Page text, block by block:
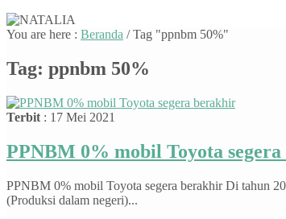
You are here : Beranda /Tag "ppnbm 50%"
Tag: ppnbm 50%
Terbit : 17 Mei 2021
PPNBM 0% mobil Toyota
PPNBM 0% mobil Toyota segera berakhir Di tahun
(Produksi dalam negeri)...